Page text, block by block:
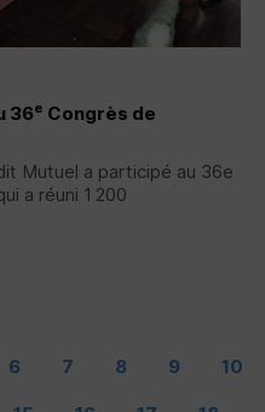
36e Congrès de
Mutuel a participé au 36e
a réuni 1 200
6 7 8 9 10